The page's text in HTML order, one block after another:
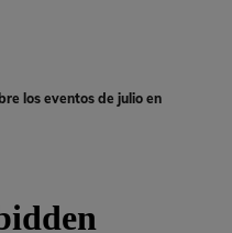
los eventos de julio en